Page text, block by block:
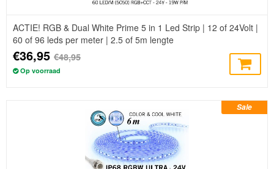
ACTIE! RGB & Dual White Prime 5 in 1 Led Strip | 12 of 24Volt |
60 of 96 leds per meter | 2.5 of 5m lengte
€36,95 €48,95
Op voorraad
Sale